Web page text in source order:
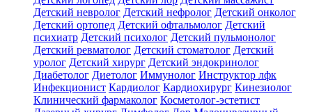
Детский невролог Детский нефролог Детский онколог
Детский ортопед Детский офтальмолог Детский
психиатр Детский психолог Детский пульмонолог
Детский ревматолог Детский стоматолог Детский
уролог Детский хирург Детский эндокринолог
Диабетолог Диетолог Иммунолог Инструктор лфк
Инфекционист Кардиолог Кардиохирург Кинезиолог
Клинический фармаколог Косметолог-эстетист